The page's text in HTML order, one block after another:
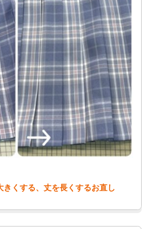
くする、丈を長くするお直し